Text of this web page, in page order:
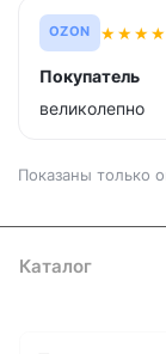
OZON ★★★★
Покупатель
великолепно
Показаны только
Каталог